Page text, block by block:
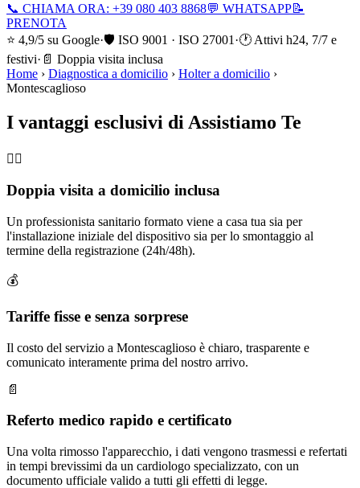
📞 CHIAMA ORA: +39 080 403 8868💬 WHATSAPP📝
PRENOTA
⭐ 4,9/5 su Google·🛡️ ISO 9001 · ISO 27001 ·🕐 Attivi h24, 7/7 e
festivi· 📄 Doppia visita inclusa
Home › Diagnostica a domicilio › Holter a domicilio ›
Montescaglioso
I vantaggi esclusivi di Assistiamo Te
🧑‍⚕️
Doppia visita a domicilio inclusa
Un professionista sanitario formato viene a casa tua sia per
l'installazione iniziale del dispositivo sia per lo smontaggio al
termine della registrazione (24h/48h).
💰
Tariffe fisse e senza sorprese
Il costo del servizio a Montescaglioso è chiaro, trasparente e
comunicato interamente prima del nostro arrivo.
📄
Referto medico rapido e certificato
Una volta rimosso l'apparecchio, i dati vengono trasmessi e refertati
in tempi brevissimi da un cardiologo specializzato, con un
documento ufficiale valido a tutti gli effetti di legge.